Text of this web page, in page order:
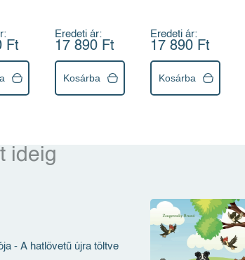
Ft
Eredeti ár:
17 890 Ft
Kosárba
Eredeti ár:
17 890 Ft
Kosárba
ideig
akinek nincs veszteni valója - A hatlövetű újra töltve